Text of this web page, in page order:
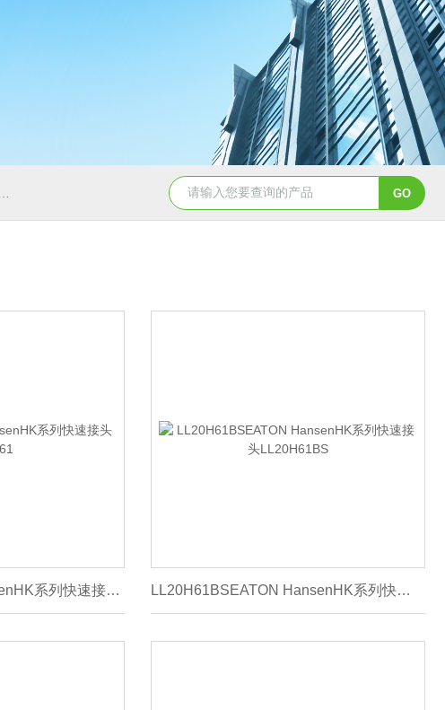
5347信德迈代理Parker 45度绝缘防水接头 5353信
LL20H61EATON HansenHK系列快速接头LL20H61 LL20H61BSEATON HansenHK系列快速接头LL20H61BS